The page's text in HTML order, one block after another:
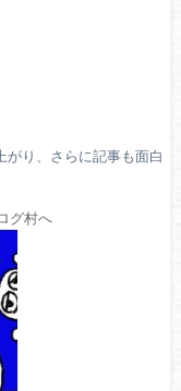
り、さらに記事も面白